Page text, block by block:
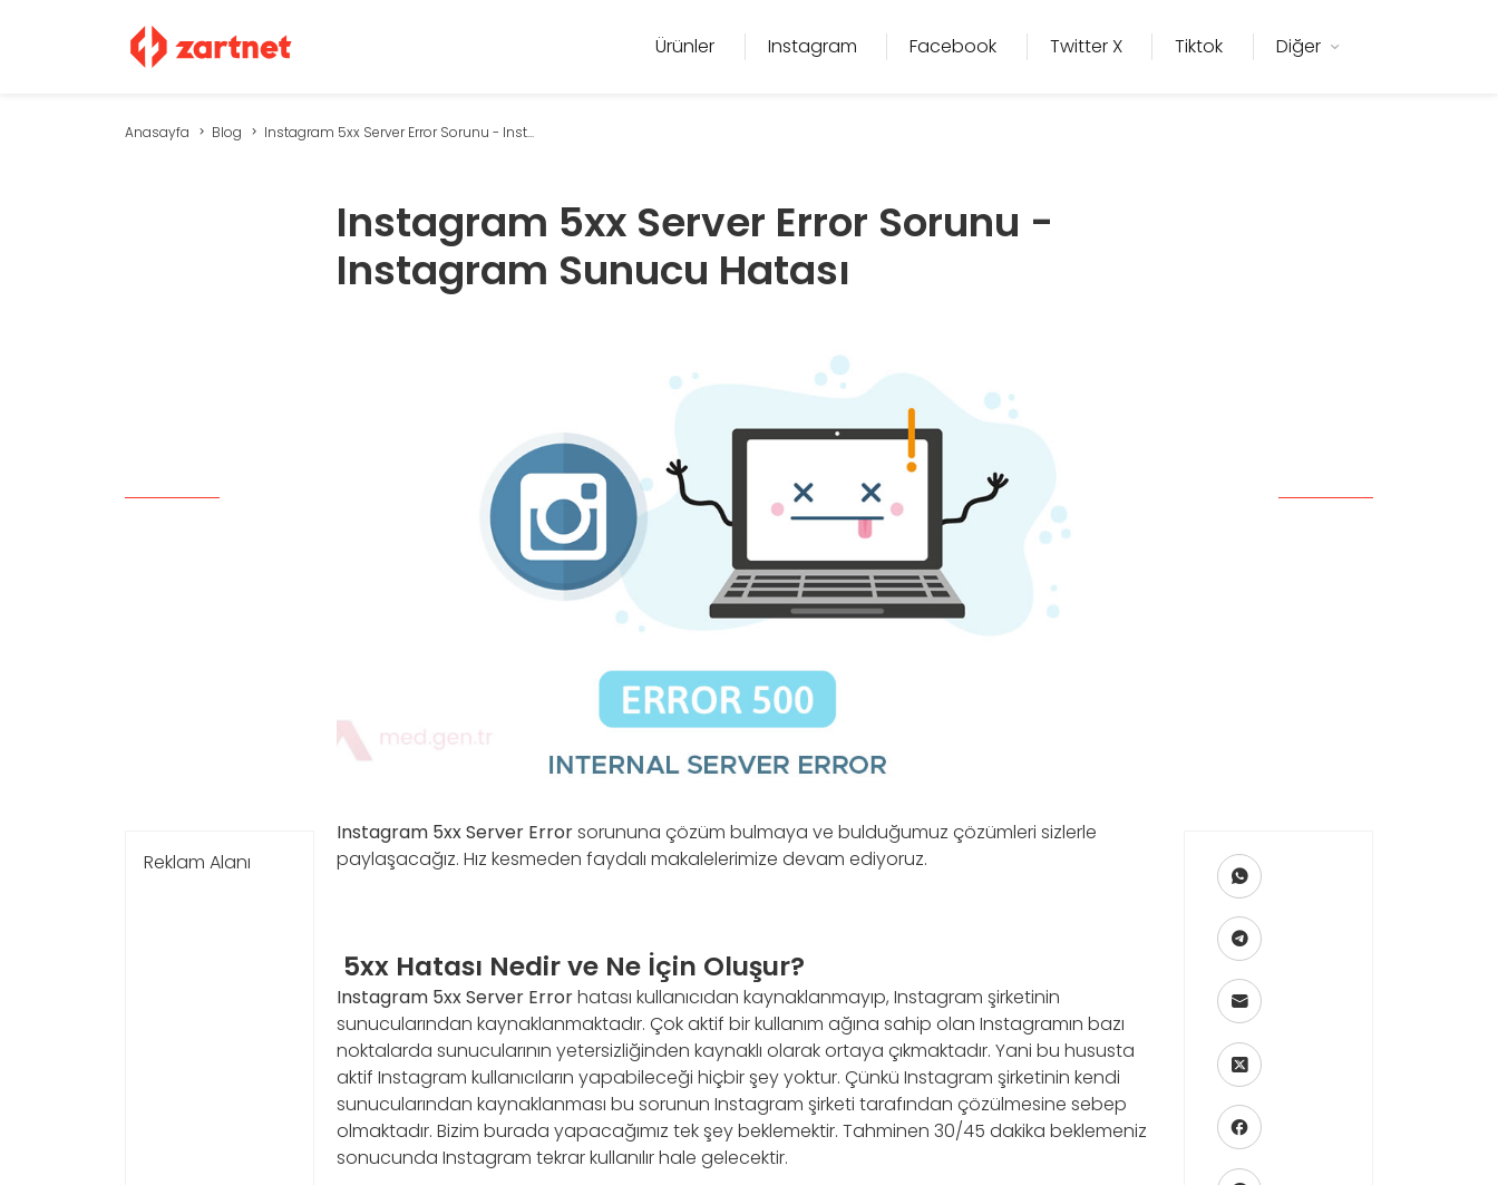
Ürünler Instagram Facebook Twitter X Tiktok Diğer
Anasayfa Blog Instagram 5xx Server Error Sorunu - Inst...
Instagram 5xx Server Error Sorunu -
Instagram Sunucu Hatası
Reklam Alanı
Instagram 5xx Server Errorsorununa çözüm bulmaya ve bulduğumuz çözümleri sizlerle
paylaşacağız. Hız kesmeden faydalı makalelerimize devam ediyoruz.
5xx Hatası Nedir ve Ne İçin Oluşur?
Instagram 5xx Server Errorhatası kullanıcıdan kaynaklanmayıp, Instagram şirketinin
sunucularından kaynaklanmaktadır. Çok aktif bir kullanım ağına sahip olan Instagramın bazı
noktalarda sunucularının yetersizliğinden kaynaklı olarak ortaya çıkmaktadır. Yani bu hususta
aktif Instagram kullanıcıların yapabileceği hiçbir şey yoktur. Çünkü Instagram şirketinin kendi
sunucularından kaynaklanması bu sorunun Instagram şirketi tarafından çözülmesine sebep
olmaktadır. Bizim burada yapacağımız tek şey beklemektir. Tahminen 30/45 dakika beklemeniz
sonucunda Instagram tekrar kullanılır hale gelecektir.